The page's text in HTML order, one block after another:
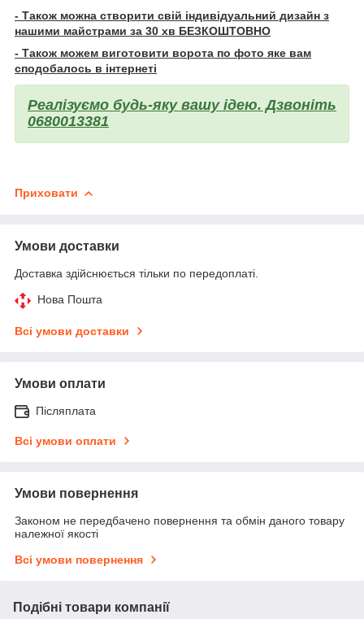
- Також можна створити свій індивідуальний дизайн з
нашими майстрами за 30 хв БЕЗКОШТОВНО
- Також можем виготовити ворота по фото яке вам
сподобалось в інтернеті
Реалізуємо будь-яку вашу ідею. Дзвоніть
0680013381
Приховати
Умови доставки
Доставка здійснюється тільки по передоплаті.
Нова Пошта
Всі умови доставки
Умови оплати
Післяплата
Всі умови оплати
Умови повернення
Законом не передбачено повернення та обмін даного товару
належної якості
Всі умови повернення
Подібні товари компанії